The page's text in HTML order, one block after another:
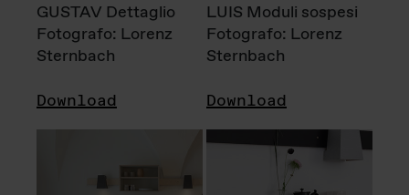
GUSTAV Dettaglio
Fotografo: Lorenz
Sternbach
Download
LUIS Moduli sospesi
Fotografo: Lorenz
Sternbach
Download